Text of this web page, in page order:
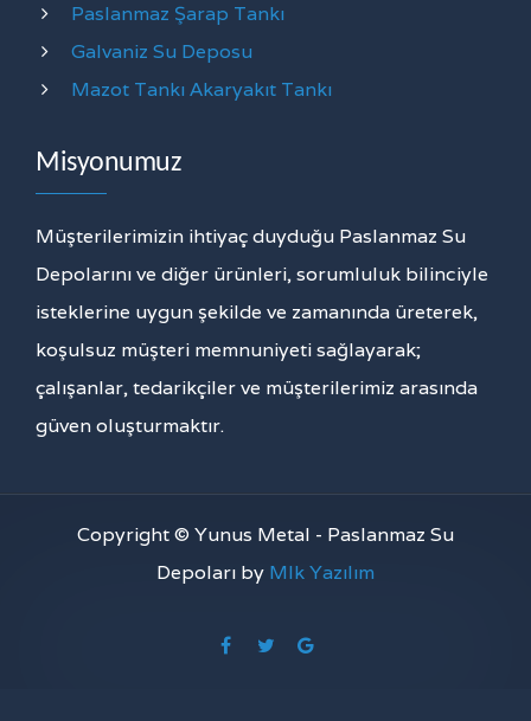
Paslanmaz Şarap Tankı
Galvaniz Su Deposu
Mazot Tankı Akaryakıt Tankı
Misyonumuz
Müşterilerimizin ihtiyaç duyduğu Paslanmaz Su
Depolarını ve diğer ürünleri, sorumluluk bilinciyle
isteklerine uygun şekilde ve zamanında üreterek,
koşulsuz müşteri memnuniyeti sağlayarak;
çalışanlar, tedarikçiler ve müşterilerimiz arasında
güven oluşturmaktır.
Copyright © Yunus Metal - Paslanmaz Su
Depoları by Mlk Yazılım